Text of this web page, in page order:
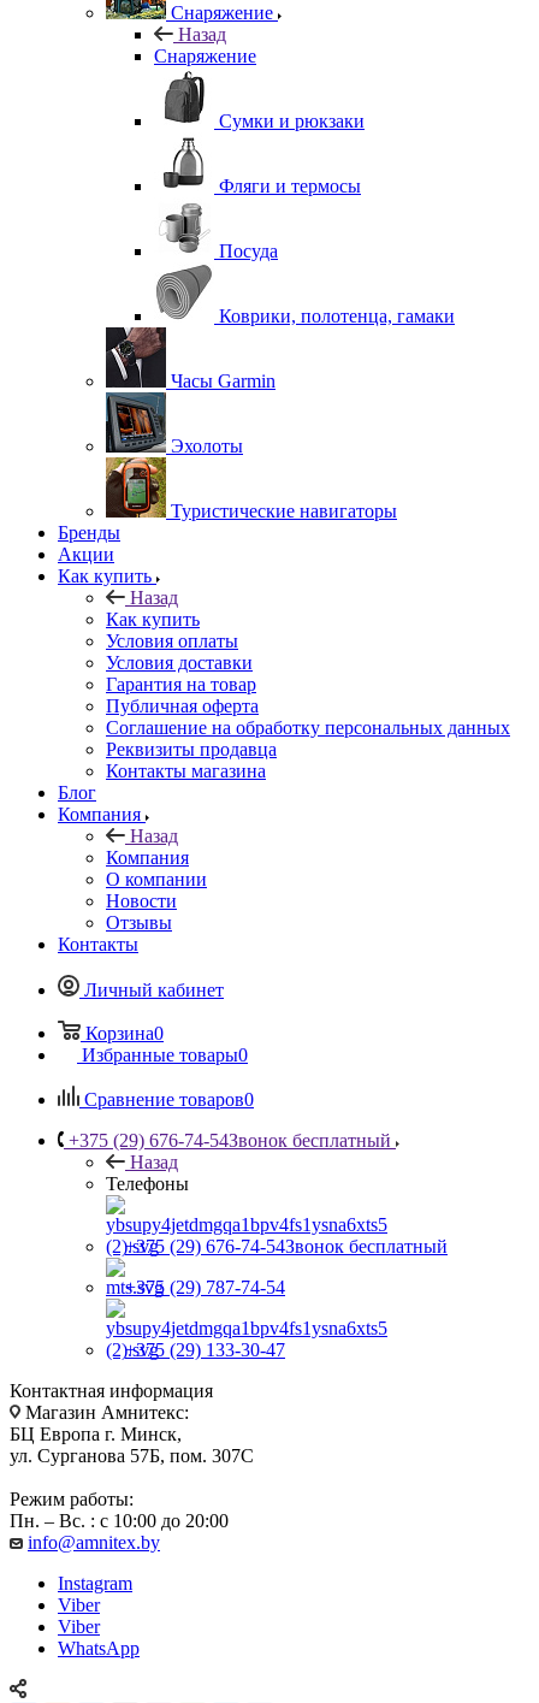
Снаряжение
Назад
Снаряжение
Сумки и рюкзаки
Фляги и термосы
Посуда
Коврики, полотенца, гамаки
Часы Garmin
Эхолоты
Туристические навигаторы
Бренды
Акции
Как купить
Назад
Как купить
Условия оплаты
Условия доставки
Гарантия на товар
Публичная оферта
Соглашение на обработку персональных данных
Реквизиты продавца
Контакты магазина
Блог
Компания
Назад
Компания
О компании
Новости
Отзывы
Контакты
Личный кабинет
Корзина0
Избранные товары0
Сравнение товаров0
+375 (29) 676-74-54Звонок бесплатный
Назад
Телефоны
+375 (29) 676-74-54Звонок бесплатный
+375 (29) 787-74-54
+375 (29) 133-30-47
Контактная информация
Магазин Амнитекс:
БЦ Европа г. Минск,
ул. Сурганова 57Б, пом. 307С
Режим работы:
Пн. – Вс. : с 10:00 до 20:00
info@amnitex.by
Instagram
Viber
Viber
WhatsApp